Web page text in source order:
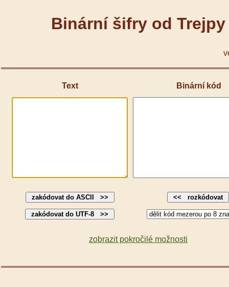
Binární šifry od Trejpy
Text Binární kód
zobrazit pokročilé možnosti